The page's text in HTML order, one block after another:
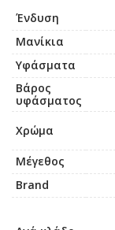
Ένδυση
Μανίκια
Υφάσματα
Βάρος
υφάσματος
Χρώμα
Μέγεθος
Brand